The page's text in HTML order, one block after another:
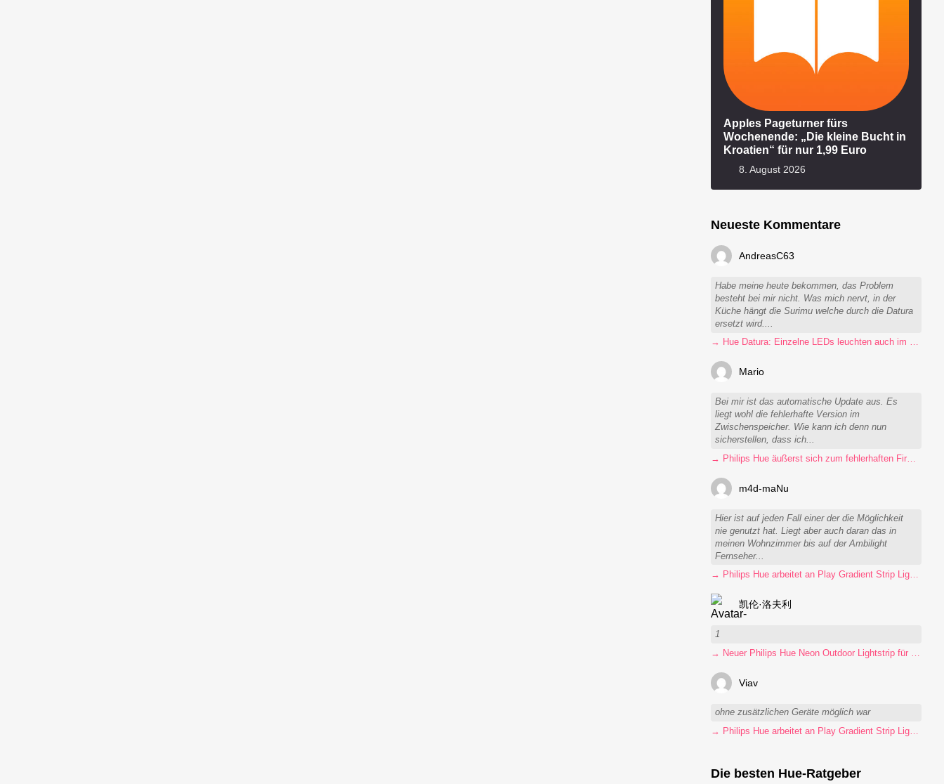
Apples Pageturner fürs
Wochenende: „Die kleine Bucht in
Kroatien“ für nur 1,99 Euro
8. August 2026
Neueste Kommentare
AndreasC63
Habe meine heute bekommen, das Problem
besteht bei mir nicht. Was mich nervt, in der
Küche hängt die Surimu welche durch die Datura
ersetzt wird....
→ Hue Datura: Einzelne LEDs leuchten auch im ausgeschalteten Zustand
Mario
Bei mir ist das automatische Update aus. Es
liegt wohl die fehlerhafte Version im
Zwischenspeicher. Wie kann ich denn nun
sicherstellen, dass ich...
→ Philips Hue äußerst sich zum fehlerhaften Firmware-Update
m4d-maNu
Hier ist auf jeden Fall einer der die Möglichkeit
nie genutzt hat. Liegt aber auch daran das in
meinen Wohnzimmer bis auf der Ambilight
Fernseher...
→ Philips Hue arbeitet an Play Gradient Strip Light Pro
凯伦·洛夫利
1
Viav
ohne zusätzlichen Geräte möglich war
→ Philips Hue arbeitet an Play Gradient Strip Light Pro
Die besten Hue-Ratgeber